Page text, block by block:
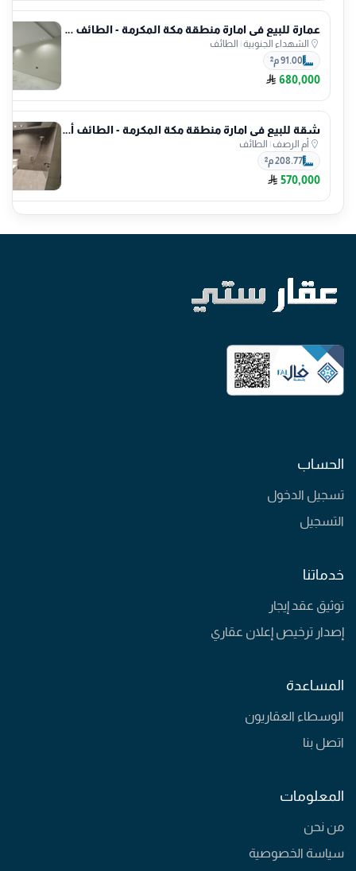
عمارة للبيع في امارة منطقة مكة المكرمة - الطائف حي الشهداء الجنوبية
الشهداء الجنوبية| الطائف
91.00 م²
680,000
شقة للبيع في امارة منطقة مكة المكرمة - الطائف أم الرصف
أم الرصف| الطائف
208.77 م²
570,000
الحساب
تسجيل الدخول
التسجيل
خدماتنا
توثيق عقد إيجار
إصدار ترخيص إعلان عقاري
المساعدة
الوسطاء العقاريون
اتصل بنا
المعلومات
من نحن
سياسة الخصوصية